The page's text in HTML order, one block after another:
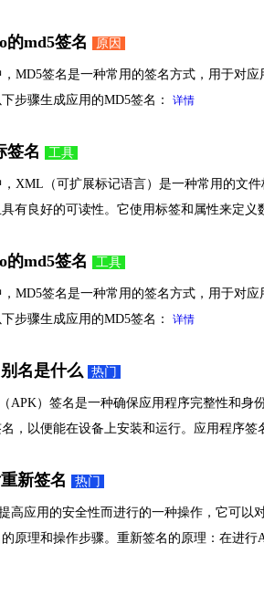
的md5签名 原因
MD5签名是一种常用的签名方式，用于对
步骤生成应用的MD5签名： 详情
签名 工具
XML（可扩展标记语言）是一种常用的文
有良好的可读性。它使用标签和属性来定义
的md5签名 工具
MD5签名是一种常用的签名方式，用于对
步骤生成应用的MD5签名： 详情
名是什么 热门
APK）签名是一种确保应用程序完整性和
，以便能在设备上安装和运行。应用程序签
新签名 热门
高应用的安全性而进行的一种操作，它可
原理和操作步骤。重新签名的原理：在进行